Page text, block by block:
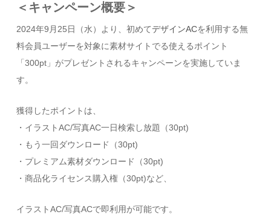
＜キャンペーン概要＞
2024年9月25日（水）より、初めてデザインACを利用する無
料会員ユーザーを対象に素材サイトでる使えるポイント
「300pt」がプレゼントされるキャンペーンを実施していま
す。
獲得したポイントは、
・イラストAC/写真AC一日検索し放題（30pt)
・もう一回ダウンロード（30pt)
・プレミアム素材ダウンロード（30pt)
・商品化ライセンス購入権（30pt)など、
イラストAC/写真ACで即利用が可能です。